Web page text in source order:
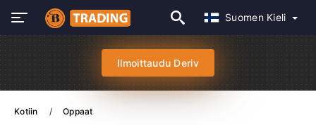
Suomen Kieli
Ilmoittaudu Deriv
Kotiin Oppaat